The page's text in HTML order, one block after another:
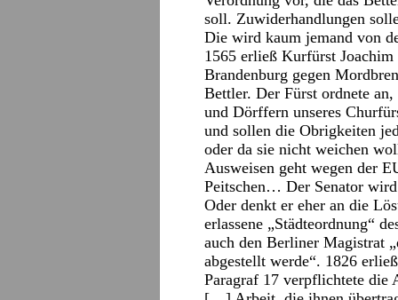
soll. Zuwiderhandlungen
Die wird kaum jemand von
1565 erließ Kurfürst
Brandenburg gegen
Bettler. Der Fürst ordnete
und Dörffern unseres
und sollen die Obrigkeiten
oder da sie nicht weichen
Ausweisen geht wegen der
Peitschen… Der Senator
Oder denkt er eher an die
erlassene „Städteordnung“
auch den Berliner Magistrat
abgestellt werde“. 1826
Paragraf 17 verpflichtete die